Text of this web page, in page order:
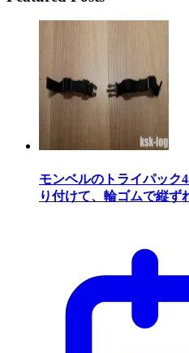
モンベルのトライパック
り付けて、輪ゴムで縦ず